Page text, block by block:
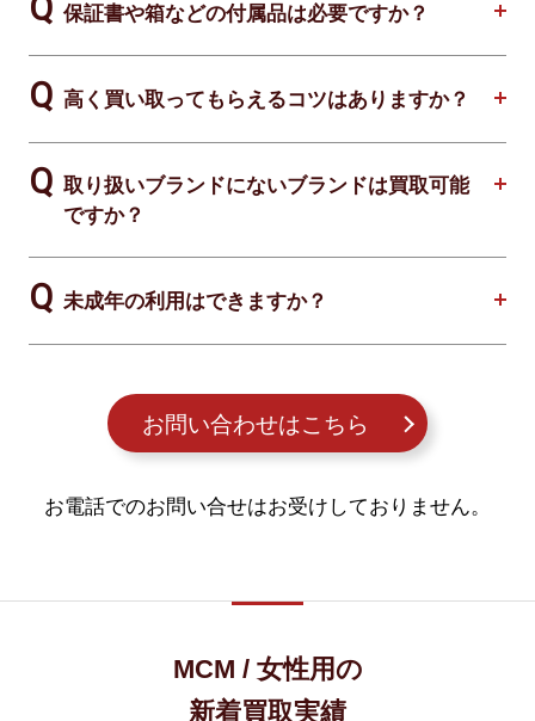
保証書や箱などの付属品は必要ですか？
高く買い取ってもらえるコツはありますか？
取り扱いブランドにないブランドは買取可能
ですか？
未成年の利用はできますか？
お問い合わせはこちら
お電話でのお問い合せはお受けしておりません。
MCM / 女性用の
新着買取実績